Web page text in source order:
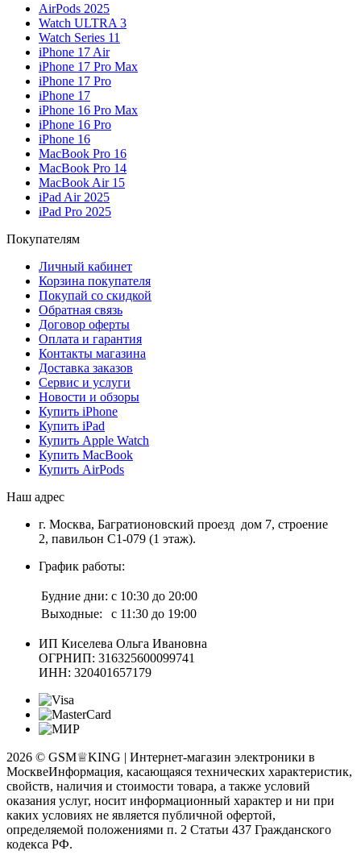
AirPods 2025
Watch ULTRA 3
Watch Series 11
iPhone 17 Air
iPhone 17 Pro Max
iPhone 17 Pro
iPhone 17
iPhone 16 Pro Max
iPhone 16 Pro
iPhone 16
MacBook Pro 16
MacBook Pro 14
MacBook Air 15
iPad Air 2025
iPad Pro 2025
Покупателям
Личный кабинет
Корзина покупателя
Покупай со скидкой
Обратная связь
Договор оферты
Оплата и гарантия
Контакты магазина
Доставка заказов
Сервис и услуги
Новости и обзоры
Купить iPhone
Купить iPad
Купить Apple Watch
Купить MacBook
Купить AirPods
Наш адрес
г. Москва, Багратионовский проезд дом 7, строение
2, павильон С1-079 (1 этаж).
График работы:
Будние дни: с 10:30 до 20:00
Выходные:
с 11:30 до 19:00
ИП Киселева Ольга Ивановна
ОГРНИП: 316325600099741
ИНН: 320401657179
2026 © GSM♕KING | Интернет-магазин электроники в
МосквеИнформация, касающаяся технических характеристик,
свойств, наличия и стоимости товара, а также условий
оказания услуг, носит информационный характер и ни при
каких условиях не является публичной офертой,
определяемой положениями п. 2 Статьи 437 Гражданского
кодекса РФ.